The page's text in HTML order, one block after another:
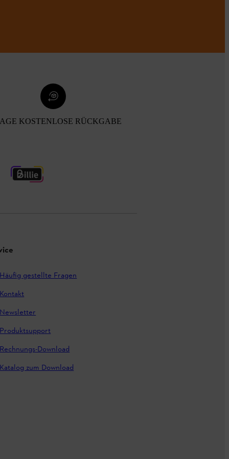
KOSTENLOSE RÜCKGABE
Häufig gestellte Fragen
Kontakt
Newsletter
Produktsupport
Rechnungs-Download
Katalog zum Download